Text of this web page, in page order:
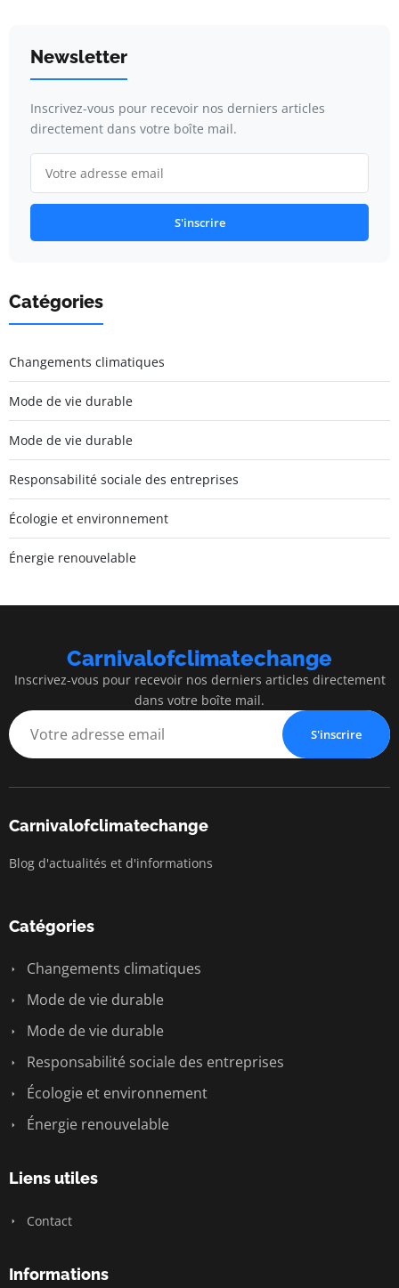
Newsletter
Inscrivez-vous pour recevoir nos derniers articles
directement dans votre boîte mail.
S'inscrire
Catégories
Changements climatiques
Mode de vie durable
Mode de vie durable
Responsabilité sociale des entreprises
Écologie et environnement
Énergie renouvelable
Carnivalofclimatechange
Inscrivez-vous pour recevoir nos derniers articles directement
dans votre boîte mail.
S'inscrire
Carnivalofclimatechange
Blog d'actualités et d'informations
Catégories
Changements climatiques
Mode de vie durable
Mode de vie durable
Responsabilité sociale des entreprises
Écologie et environnement
Énergie renouvelable
Liens utiles
Contact
Informations